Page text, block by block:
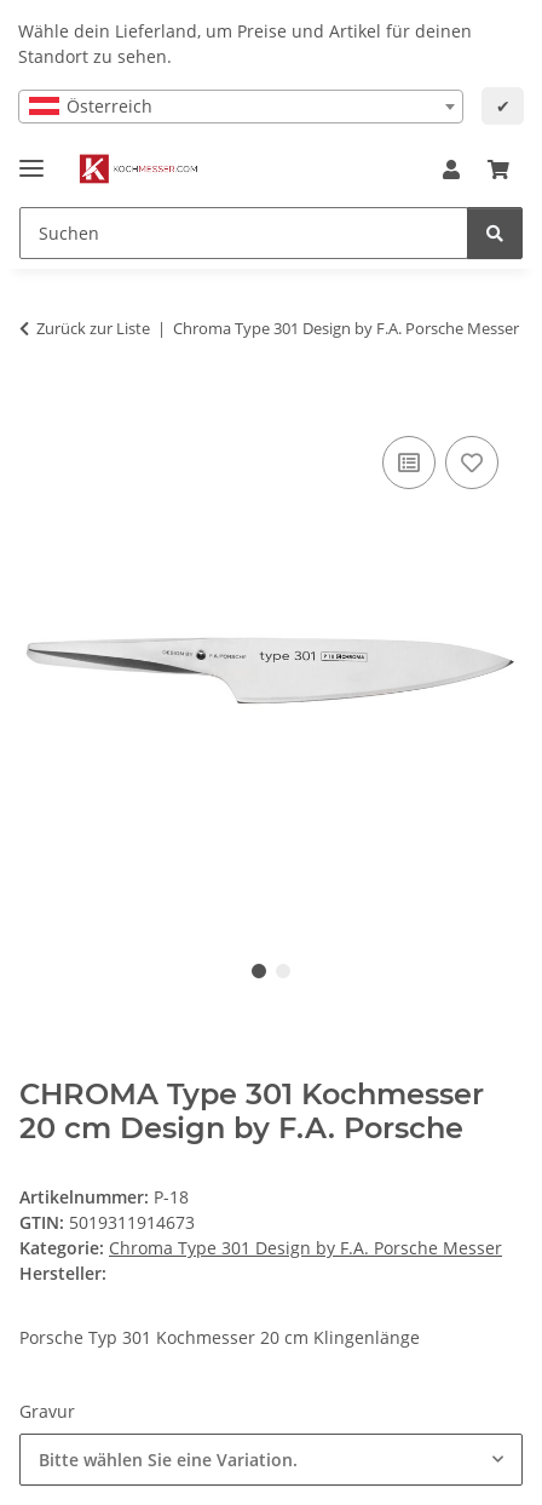
Wähle dein Lieferland, um Preise und Artikel für deinen
Standort zu sehen.
Österreich ✔
Zurück zur Liste Chroma Type 301 Design by F.A. Porsche Messer
CHROMA Type 301 Kochmesser
20 cm Design by F.A. Porsche
Artikelnummer: P-18
GTIN: 5019311914673
Kategorie: Chroma Type 301 Design by F.A. Porsche Messer
Hersteller:
Porsche Typ 301 Kochmesser 20 cm Klingenlänge
Gravur
Bitte wählen Sie eine Variation.